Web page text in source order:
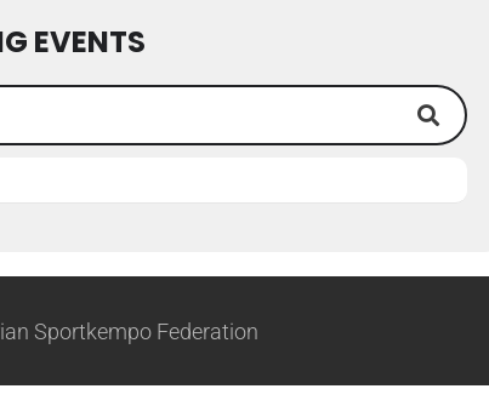
EVENTS
Sportkempo Federation